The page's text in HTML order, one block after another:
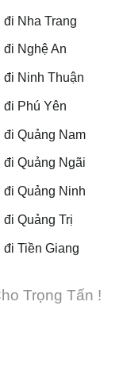
Nha Trang
Nghệ An
Ninh Thuận
Phú Yên
Quảng Nam
Quảng Ngãi
Quảng Ninh
Quảng Trị
Tiền Giang
Trọng Tấn !